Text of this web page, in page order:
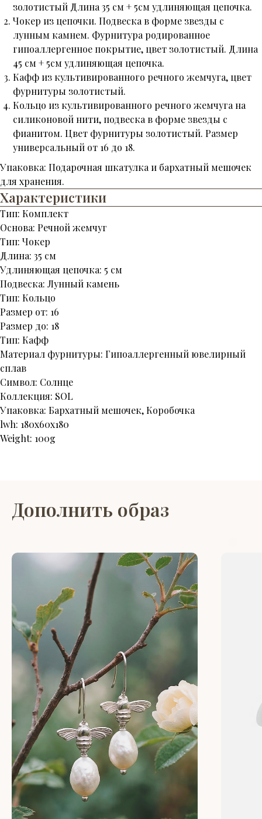
золотистый Длина 35 см + 5см удлиняющая цепочка.
Чокер из цепочки. Подвеска в форме звезды с
лунным камнем. Фурнитура родированное
гипоаллергенное покрытие, цвет золотистый. Длина
45 см + 5см удлиняющая цепочка.
Кафф из культивированного речного жемчуга, цвет
фурнитуры золотистый.
Кольцо из культивированного речного жемчуга на
силиконовой нити, подвеска в форме звезды с
фианитом. Цвет фурнитуры золотистый. Размер
универсальный от 16 до 18.
Упаковка: Подарочная шкатулка и бархатный мешочек
для хранения.
Характеристики
Тип: Комплект
Основа: Речной жемчуг
Тип: Чокер
Длина: 35 см
Удлиняющая цепочка: 5 см
Подвеска: Лунный камень
Тип: Кольцо
Размер от: 16
Размер до: 18
Тип: Кафф
Материал фурнитуры: Гипоаллергенный ювелирный
сплав
Символ: Солнце
Коллекция: SOL
Упаковка: Бархатный мешочек, Коробочка
lwh: 180x60x180
Weight: 100g
Дополнить образ